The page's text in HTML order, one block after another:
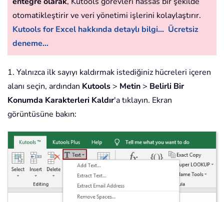
otomatikleştirir ve veri yönetimi işlerini kolaylaştırır.
Kutools for Excel hakkında detaylı bilgi... Ücretsiz
deneme...
1. Yalnızca ilk sayıyı kaldırmak istediğiniz hücreleri içeren
alanı seçin, ardından Kutools > Metin > Belirli Bir
Konumda Karakterleri Kaldır'a tıklayın. Ekran
görüntüsüne bakın: